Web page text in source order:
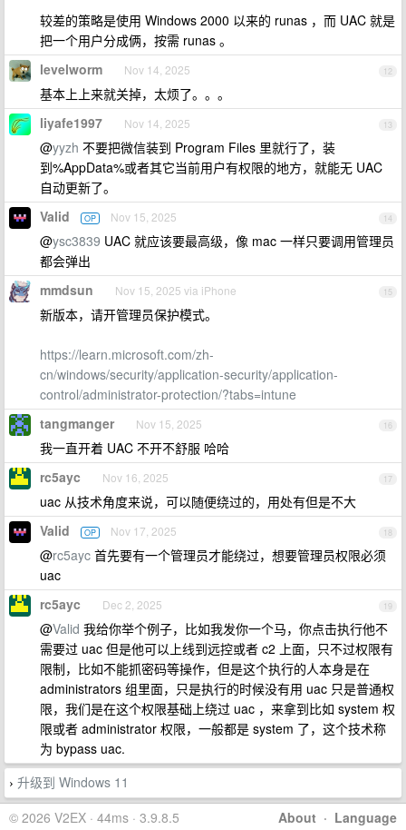
较差的策略是使用 Windows 2000 以来的 runas ，而 UAC 就是
把一个用户分成俩，按需 runas 。
12
levelworm Nov 14, 2025
基本上上来就关掉，太烦了。。。
13
liyafe1997 Nov 14, 2025
@yyzh 不要把微信装到 Program Files 里就行了，装
到%AppData%或者其它当前用户有权限的地方，就能无 UAC
自动更新了。
14
Valid OP Nov 15, 2025
@ysc3839 UAC 就应该要最高级，像 mac 一样只要调用管理员
都会弹出
15
mmdsun Nov 15, 2025 via iPhone
新版本，请开管理员保护模式。
https://learn.microsoft.com/zh-
cn/windows/security/application-security/application-
control/administrator-protection/?tabs=intune
16
tangmanger Nov 15, 2025
我一直开着 UAC 不开不舒服 哈哈
17
rc5ayc Nov 16, 2025
uac 从技术角度来说，可以随便绕过的，用处有但是不大
18
Valid OP Nov 17, 2025
@rc5ayc 首先要有一个管理员才能绕过，想要管理员权限必须
uac
19
rc5ayc Dec 2, 2025
@Valid 我给你举个例子，比如我发你一个马，你点击执行他不
需要过 uac 但是他可以上线到远控或者 c2 上面，只不过权限有
限制，比如不能抓密码等操作，但是这个执行的人本身是在
administrators 组里面，只是执行的时候没有用 uac 只是普通权
限，我们是在这个权限基础上绕过 uac ，来拿到比如 system 权
限或者 administrator 权限，一般都是 system 了，这个技术称
为 bypass uac.
› 升级到 Windows 11
About · Language
© 2026 V2EX · 44ms · 3.9.8.5